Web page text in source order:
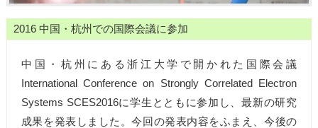
2016 中国・杭州での国際会議に参加
中国・杭州にある浙江大学で開かれた国際会議
International Conference on Strongly Correlated Electron
Systems SCES2016に学生とともに参加し、最新の研究
成果を発表しました。今回の発表内容をふまえ、今後の